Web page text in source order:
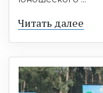
Читать далее